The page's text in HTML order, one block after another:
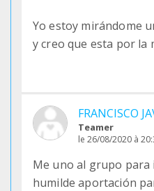
Yo estoy mirándome
y creo que esta por la
FRANCISCO
Teamer
le 26/08/2020 à
Me uno al grupo
humilde aportación